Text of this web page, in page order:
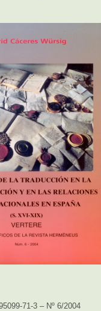
71-3 – Nº 6/2004